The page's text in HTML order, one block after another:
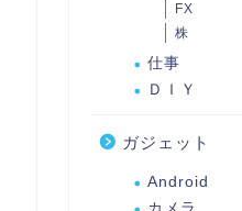
FX
株
仕事
ＤＩＹ
ガジェット
Android